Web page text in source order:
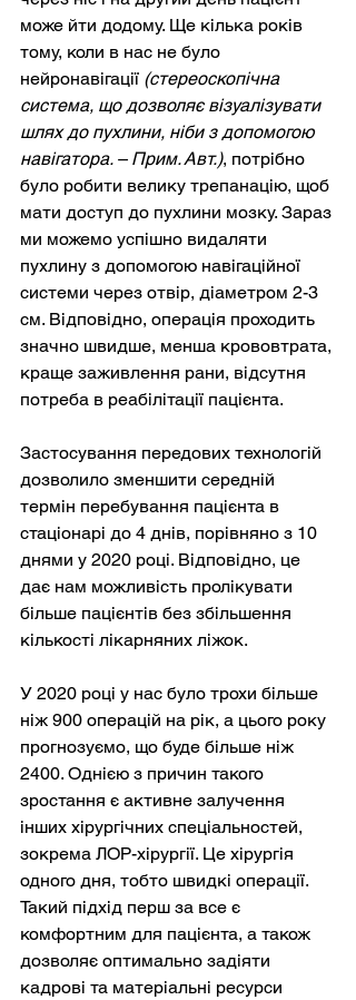
може йти додому. Ще кілька років
тому, коли в нас не було
нейронавігації (стереоскопічна
система, що дозволяє візуалізувати
шлях до пухлини, ніби з допомогою
навігатора. – Прим. Авт.), потрібно
було робити велику трепанацію, щоб
мати доступ до пухлини мозку. Зараз
ми можемо успішно видаляти
пухлину з допомогою навігаційної
системи через отвір, діаметром 2-3
см. Відповідно, операція проходить
значно швидше, менша крововтрата,
краще заживлення рани, відсутня
потреба в реабілітації пацієнта.
Застосування передових технологій
дозволило зменшити середній
термін перебування пацієнта в
стаціонарі до 4 днів, порівняно з 10
днями у 2020 році. Відповідно, це
дає нам можливість пролікувати
більше пацієнтів без збільшення
кількості лікарняних ліжок.
У 2020 році у нас було трохи більше
ніж 900 операцій на рік, а цього року
прогнозуємо, що буде більше ніж
2400. Однією з причин такого
зростання є активне залучення
інших хірургічних спеціальностей,
зокрема ЛОР-хірургії. Це хірургія
одного дня, тобто швидкі операції.
Такий підхід перш за все є
комфортним для пацієнта, а також
дозволяє оптимально задіяти
кадрові та матеріальні ресурси